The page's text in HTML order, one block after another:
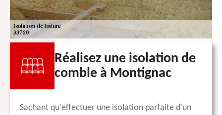
Réalisez une isolation de
comble à Montignac
Sachant qu'effectuer une isolation parfaite d'un